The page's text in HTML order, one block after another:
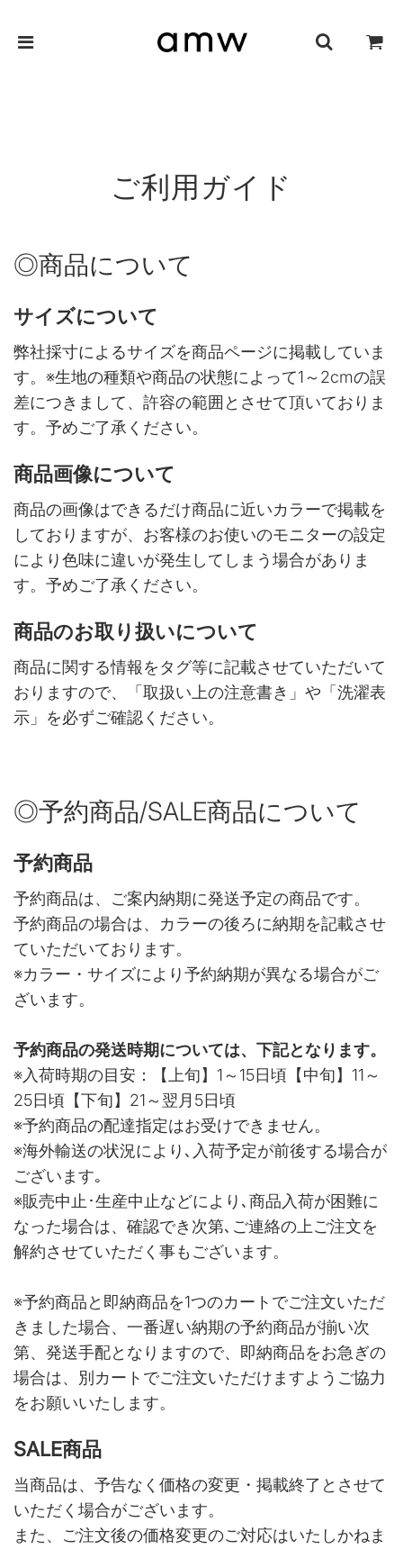
ご利用ガイド
◎商品について
サイズについて
弊社採寸によるサイズを商品ページに掲載していま
す。※生地の種類や商品の状態によって1～2cmの誤
差につきまして、許容の範囲とさせて頂いておりま
す。予めご了承ください。
商品画像について
商品の画像はできるだけ商品に近いカラーで掲載を
しておりますが、お客様のお使いのモニターの設定
により色味に違いが発生してしまう場合がありま
す。予めご了承ください。
商品のお取り扱いについて
商品に関する情報をタグ等に記載させていただいて
おりますので、「取扱い上の注意書き」や「洗濯表
示」を必ずご確認ください。
◎予約商品/SALE商品について
予約商品
予約商品は、ご案内納期に発送予定の商品です。
予約商品の場合は、カラーの後ろに納期を記載させ
ていただいております。
※カラー・サイズにより予約納期が異なる場合がご
ざいます。
予約商品の発送時期については、下記となります。
※入荷時期の目安：【上旬】1～15日頃【中旬】11～
25日頃【下旬】21～翌月5日頃
※予約商品の配達指定はお受けできません。
※海外輸送の状況により､入荷予定が前後する場合が
ございます｡
※販売中止･生産中止などにより､商品入荷が困難に
なった場合は、確認でき次第､ご連絡の上ご注文を
解約させていただく事もございます。
※予約商品と即納商品を1つのカートでご注文いただ
きました場合、一番遅い納期の予約商品が揃い次
第、発送手配となりますので、即納商品をお急ぎの
場合は、別カートでご注文いただけますようご協力
をお願いいたします。
SALE商品
当商品は、予告なく価格の変更・掲載終了とさせて
いただく場合がございます。
また、ご注文後の価格変更のご対応はいたしかねま